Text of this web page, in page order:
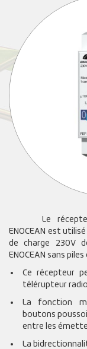
Le
ENOCEAN est
de charge 230V
ENOCEAN sans
Ce récepteur
télérupteur radio
La fonction
boutons
entre les
La